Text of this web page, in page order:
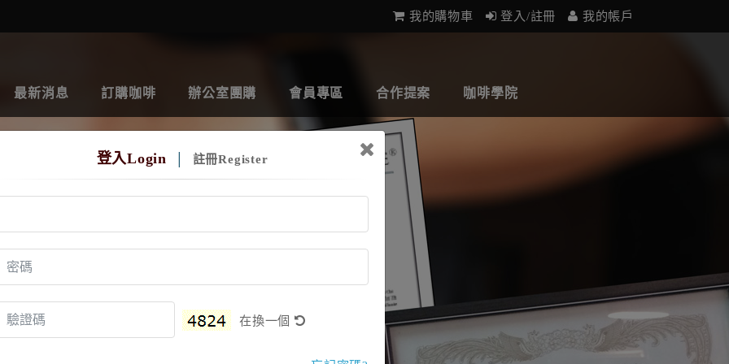
登入Login 註冊Register
在換一個
我的購物車 登入/註冊 我的帳戶
最新消息 訂購咖啡 辦公室團購 會員專區 合作提案 咖啡學院